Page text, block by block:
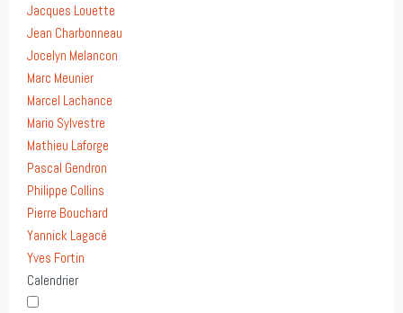
Jacques Louette
Jean Charbonneau
Jocelyn Melancon
Marc Meunier
Marcel Lachance
Mario Sylvestre
Mathieu Laforge
Pascal Gendron
Philippe Collins
Pierre Bouchard
Yannick Lagacé
Yves Fortin
Calendrier